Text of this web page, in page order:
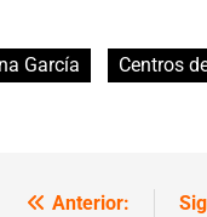
García Centros
Anterior: